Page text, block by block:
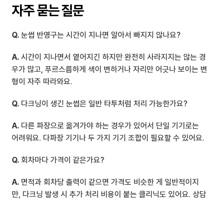
자주 묻는 질문
Q. 눈썹 반영구는 시간이 지나면 알아서 빠지지 않나요?
A. 시간이 지나면서 옅어지긴 하지만 완전히 사라지지는 않는 경
우가 많고, 푸르스름하게 색이 변하거나 자리만 어긋나 보이는 변
형이 자주 따라와요.
Q. 다크닝이 생긴 눈썹은 일반 타투처럼 처리 가능한가요?
A. 다른 파장으로 옮겨가야 하는 경우가 있어서 단일 기기로는
어려워요. 다파장 기기나 두 가지 기기 조합이 필요할 수 있어요.
Q. 회차마다 가격이 같은가요?
A. 면적과 회차당 출력이 같으면 가격도 비슷한 게 일반적이지
만, 다크닝 발생 시 추가 처리 비용이 붙는 클리닉도 있어요. 상담